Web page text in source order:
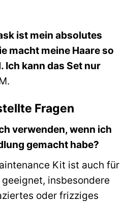
ist mein absolutes
macht meine Haare so
Ich kann das Set nur
Fragen
verwenden, wenn ich
gemacht habe?
Kit ist auch für
insbesondere
oder frizziges